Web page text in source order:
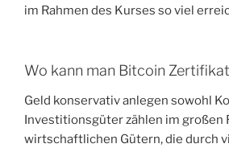
im Rahmen des Kurses so viel
Wo kann man Bitcoin
Geld konservativ anlegen sowohl
Investitionsgüter zählen im großen
wirtschaftlichen Gütern, die durch